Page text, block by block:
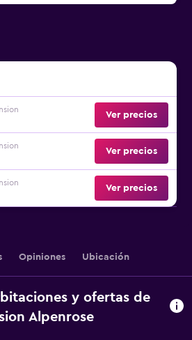
Ver precios
Ver precios
Ver precios
Opiniones Ubicación
y ofertas de
Alpenrose